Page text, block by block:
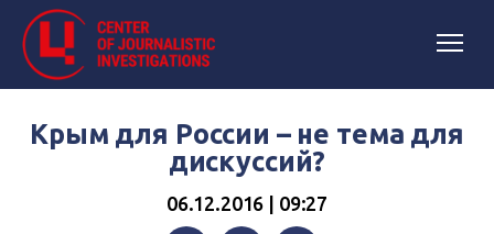
Крым для России – не тема для
дискуссий?
06.12.2016 | 09:27